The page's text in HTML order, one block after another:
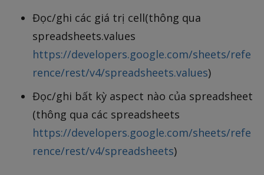
Đọc/ghi các giá trị cell(thông qua
spreadsheets.values
https://developers.google.com/sheets/refe
rence/rest/v4/spreadsheets.values)
Đọc/ghi bất kỳ aspect nào của spreadsheet
(thông qua các spreadsheets
https://developers.google.com/sheets/refe
rence/rest/v4/spreadsheets)